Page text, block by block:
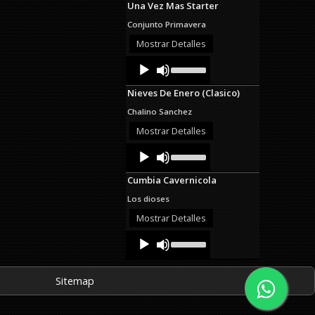
keys
increase
or
Una Vez Mas Starter
Conjunto Primavera
Mostrar Detalles
Audio
Player
Up/Down
Arrow
keys
increase
or
Nieves De Enero (Clasico)
Chalino Sanchez
Mostrar Detalles
Audio
Player
Up/Down
Arrow
keys
or
Cumbia Cavernicola
Los dioses
Mostrar Detalles
Audio
Player
Up/Down
keys
Sitemap